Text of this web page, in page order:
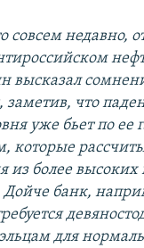
совсем недавно,
высказал
заметив, что
уже бьет по ее
которые
из более высоких
Дойче банк,
для